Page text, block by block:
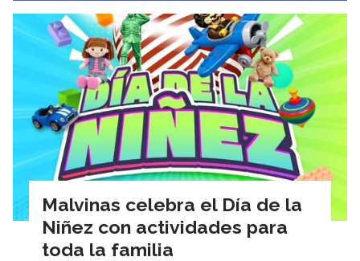
Malvinas celebra el Día de la
Niñez con actividades para
toda la familia